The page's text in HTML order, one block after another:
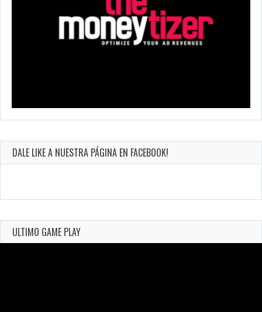
DALE LIKE A NUESTRA PÁGINA EN FACEBOOK!
ULTIMO GAME PLAY